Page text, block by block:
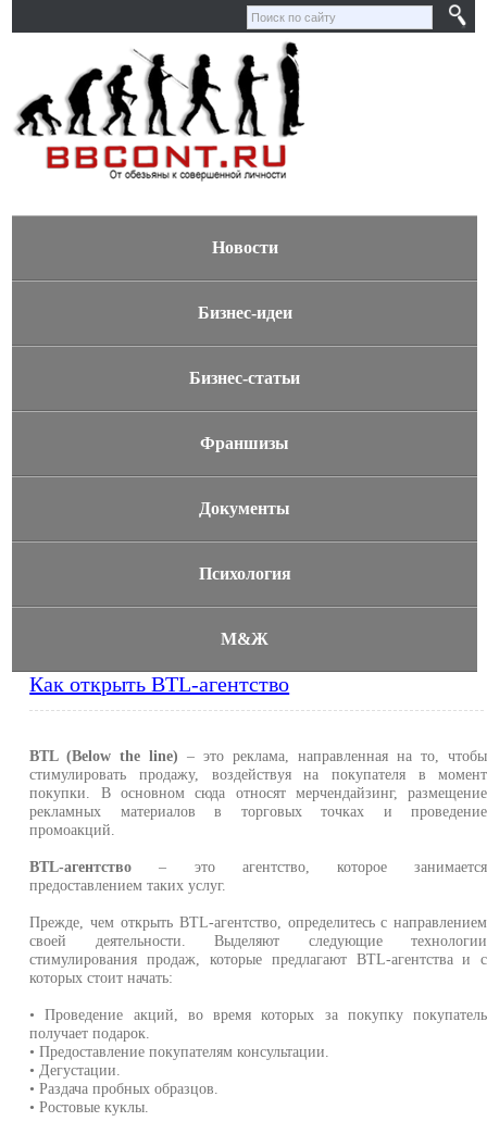
Новости
Бизнес-идеи
Бизнес-статьи
Франшизы
Документы
Психология
М&Ж
Как открыть BTL-агентство
BTL (Below the line) – это реклама, направленная на то, чтобы
стимулировать продажу, воздействуя на покупателя в момент
покупки. В основном сюда относят мерчендайзинг, размещение
рекламных материалов в торговых точках и проведение
промоакций.
BTL-агентство – это агентство, которое занимается
предоставлением таких услуг.
Прежде, чем открыть BTL-агентство, определитесь с направлением
своей деятельности. Выделяют следующие технологии
стимулирования продаж, которые предлагают BTL-агентства и с
которых стоит начать:
• Проведение акций, во время которых за покупку покупатель
получает подарок.
• Предоставление покупателям консультации.
• Дегустации.
• Раздача пробных образцов.
• Ростовые куклы.